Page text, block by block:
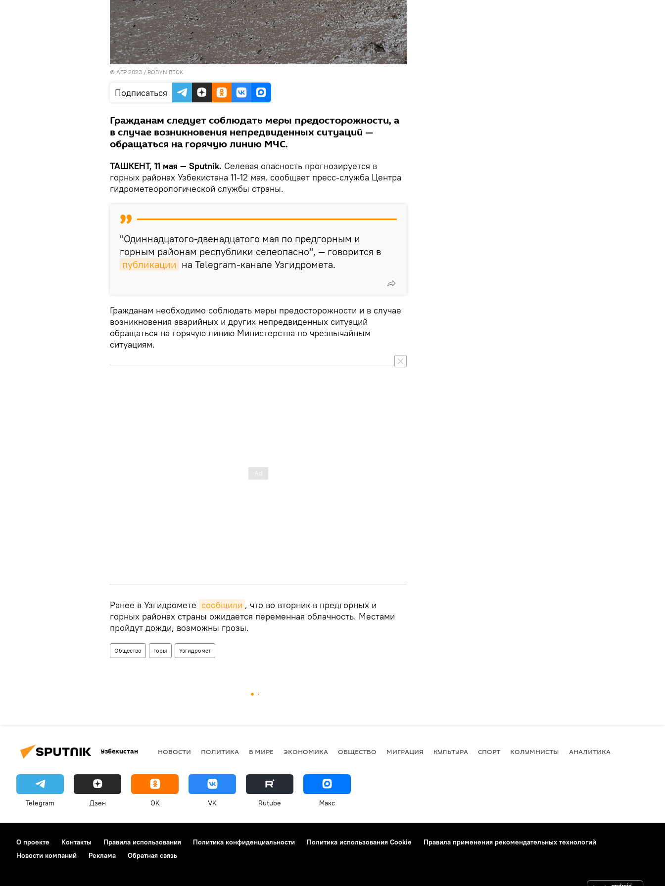
© AFP 2023 / ROBYN BECK
Подписаться
Гражданам следует соблюдать меры предосторожности, а
в случае возникновения непредвиденных ситуаций —
обращаться на горячую линию МЧС.
ТАШКЕНТ, 11 мая — Sputnik. Селевая опасность прогнозируется в
горных районах Узбекистана 11-12 мая, сообщает пресс-служба Центра
гидрометеорологической службы страны.
"Одиннадцатого-двенадцатого мая по предгорным и
горным районам республики селеопасно", — говорится в
публикации на Telegram-канале Узгидромета.
Гражданам необходимо соблюдать меры предосторожности и в случае
возникновения аварийных и других непредвиденных ситуаций
обращаться на горячую линию Министерства по чрезвычайным
ситуациям.
Ранее в Узгидромете сообщили , что во вторник в предгорных и
горных районах страны ожидается переменная облачность. Местами
пройдут дожди, возможны грозы.
Общество горы Узгидромет
Узбекистан НОВОСТИ ПОЛИТИКА В МИРЕ ЭКОНОМИКА ОБЩЕСТВО МИГРАЦИЯ КУЛЬТУРА СПОРТ КОЛУМНИСТЫ АНАЛИТИКА
Telegram Дзен OK VK Rutube Макс
О проекте Контакты Правила использования Политика конфиденциальности Политика использования Cookie
Правила применения рекомендательных технологий
Новости компаний
Реклама Обратная связь